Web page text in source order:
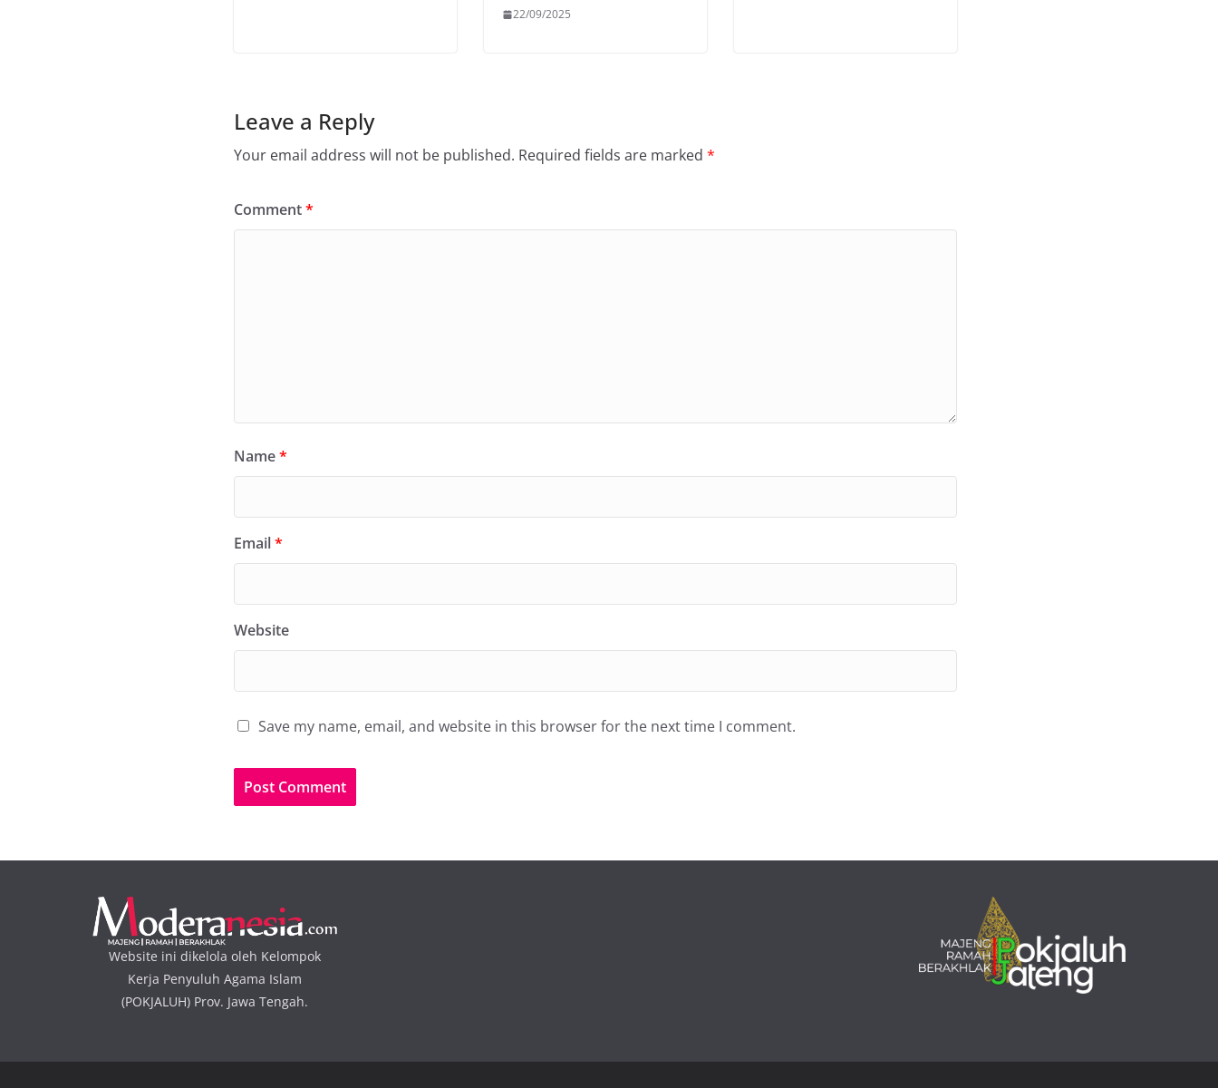
22/09/2025
Leave a Reply
Your email address will not be published. Required fields are marked *
Comment*
Name*
Email*
Website
Save my name, email, and website in this browser for the next time I comment.
Website ini dikelola oleh Kelompok
Kerja Penyuluh Agama Islam
(POKJALUH) Prov. Jawa Tengah.